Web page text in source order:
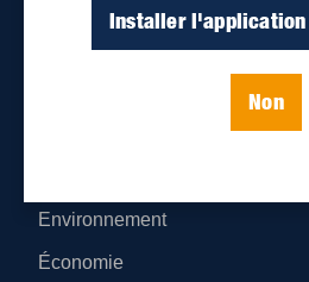
Installer l'application
Non
Parutions numériques
Environnement
Économie